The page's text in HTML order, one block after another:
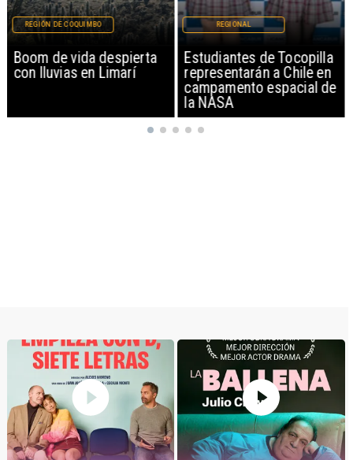
Boom de vida despierta
con lluvias en Limarí
REGIÓN DE COQUIMBO
Estudiantes de Tocopilla
representarán a Chile en
campamento espacial de
la NASA
REGIONAL